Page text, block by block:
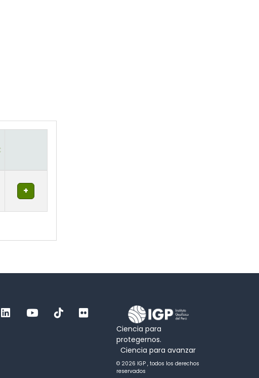
Ciencia para
protegernos.
Ciencia para avanzar
© 2026 IGP , todos los derechos
reservados